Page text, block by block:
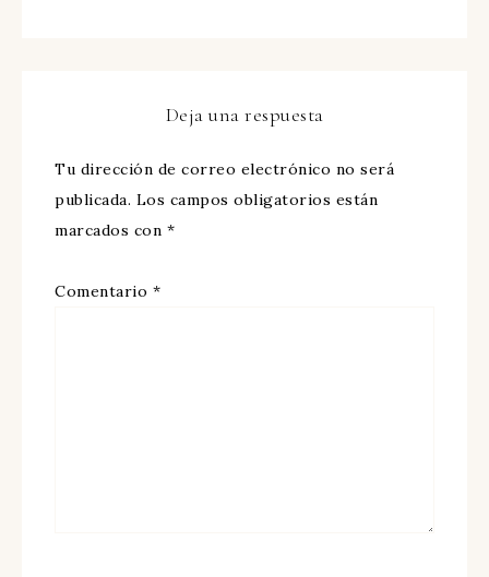
Deja una respuesta
Tu dirección de correo electrónico no será
publicada. Los campos obligatorios están
marcados con *
Comentario *